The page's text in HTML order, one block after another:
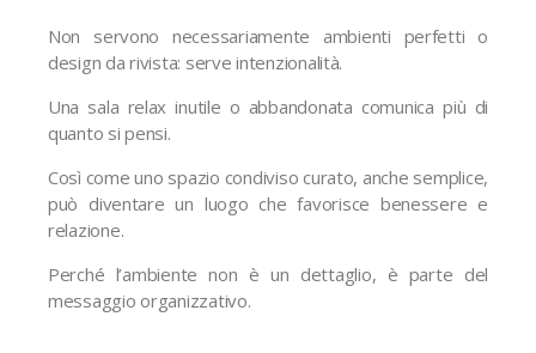
Non servono necessariamente ambienti perfetti o
design da rivista: serve intenzionalità.
Una sala relax inutile o abbandonata comunica più di
quanto si pensi.
Così come uno spazio condiviso curato, anche semplice,
può diventare un luogo che favorisce benessere e
relazione.
Perché l’ambiente non è un dettaglio, è parte del
messaggio organizzativo.